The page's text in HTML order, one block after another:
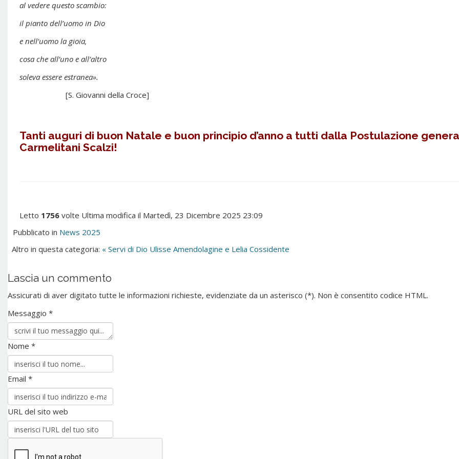
al vedere questo scambio:
il pianto dell’uomo in Dio
e nell’uomo la gioia,
cosa che all’uno e all’altro
soleva essere estranea».
[S. Giovanni della Croce]
Tanti auguri di buon Natale e buon principio d’anno a tutti dalla Postulazione
Carmelitani Scalzi!
Letto 1756 volte Ultima modifica il Martedì, 23 Dicembre 2025 23:09
Pubblicato in News 2025
Altro in questa categoria: « Servi di Dio Ulisse Amendolagine e Lelia Cossidente
Lascia un commento
Assicurati di aver digitato tutte le informazioni richieste, evidenziate da un asterisco (*). Non è consentito codice HTML.
Messaggio *
Nome *
Email *
URL del sito web